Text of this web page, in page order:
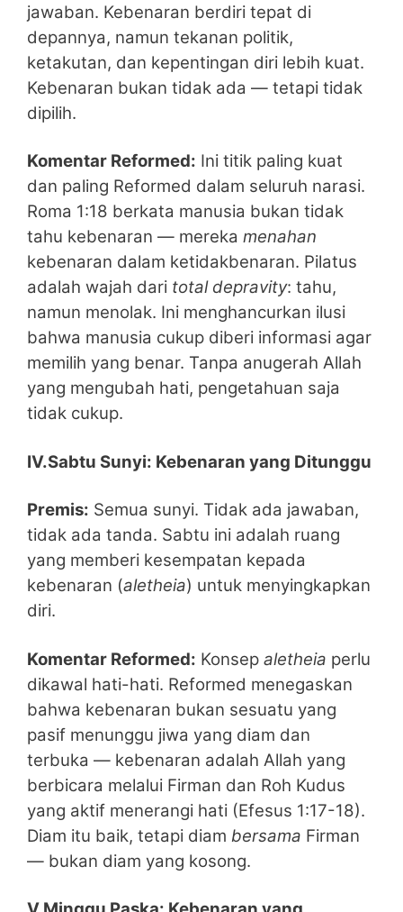
jawaban. Kebenaran berdiri tepat di
depannya, namun tekanan politik,
ketakutan, dan kepentingan diri lebih kuat.
Kebenaran bukan tidak ada — tetapi tidak
dipilih.
Komentar Reformed: Ini titik paling kuat
dan paling Reformed dalam seluruh narasi.
Roma 1:18 berkata manusia bukan tidak
tahu kebenaran — mereka menahan
kebenaran dalam ketidakbenaran. Pilatus
adalah wajah dari total depravity: tahu,
namun menolak. Ini menghancurkan ilusi
bahwa manusia cukup diberi informasi agar
memilih yang benar. Tanpa anugerah Allah
yang mengubah hati, pengetahuan saja
tidak cukup.
IV.Sabtu Sunyi: Kebenaran yang Ditunggu
Premis: Semua sunyi. Tidak ada jawaban,
tidak ada tanda. Sabtu ini adalah ruang
yang memberi kesempatan kepada
kebenaran (aletheia) untuk menyingkapkan
diri.
Komentar Reformed: Konsep aletheia perlu
dikawal hati-hati. Reformed menegaskan
bahwa kebenaran bukan sesuatu yang
pasif menunggu jiwa yang diam dan
terbuka — kebenaran adalah Allah yang
berbicara melalui Firman dan Roh Kudus
yang aktif menerangi hati (Efesus 1:17-18).
Diam itu baik, tetapi diam bersama Firman
— bukan diam yang kosong.